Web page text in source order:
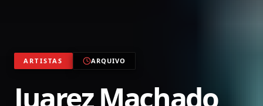
ARTISTAS ARQUIVO
Juarez Machado